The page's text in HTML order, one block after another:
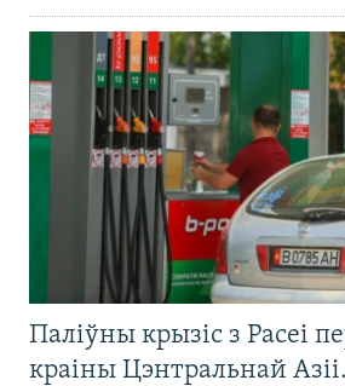
Паліўны крызіс з Расеі
краіны Цэнтральнай